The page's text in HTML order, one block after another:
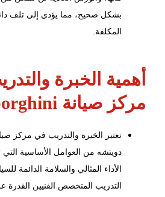
بشكل صحيح، مما يؤدي إلى تلف
المكلفة.
أهمية الخبرة
مركز صيانة Lamborghini.
دويتشه من العوامل الأساسية
الأداء المثالي والسلامة الدائمة
التدريب المتخصص الفنيين القدرة